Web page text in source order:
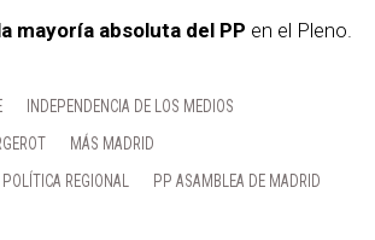
mayoría absoluta del PP en el Pleno.
INDEPENDENCIA DE LOS MEDIOS
MÁS MADRID
POLÍTICA REGIONAL
PP ASAMBLEA DE MADRID